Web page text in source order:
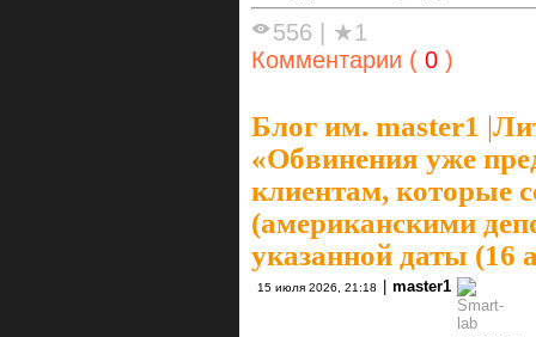
556 | ★1
Комментарии ( 0 )
Блог им. master1 |
«Обвинения уже
клиентам, которые
(американскими
указанной даты (16
15 июля 2026, 21:18 | master1